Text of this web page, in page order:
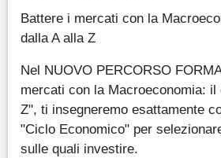
Battere i mercati con la
dalla A alla Z
Nel NUOVO PERCORSO
mercati con la Macroeconomia: il
Z", ti insegneremo esattamente
"Ciclo Economico" per
sulle quali investire.